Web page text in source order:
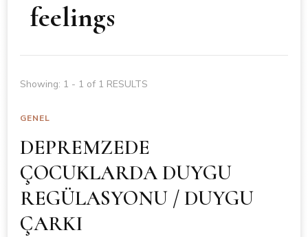
feelings
Showing: 1 - 1 of 1 RESULTS
GENEL
DEPREMZEDE
ÇOCUKLARDA DUYGU
REGÜLASYONU / DUYGU
ÇARKI